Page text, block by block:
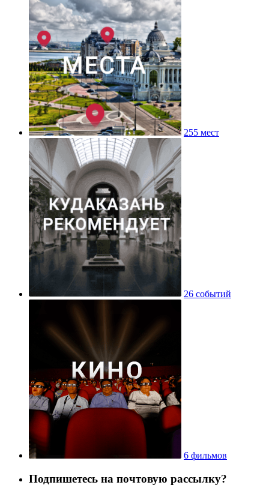
255 мест
26 событий
6 фильмов
Подпишетесь на почтовую рассылку?